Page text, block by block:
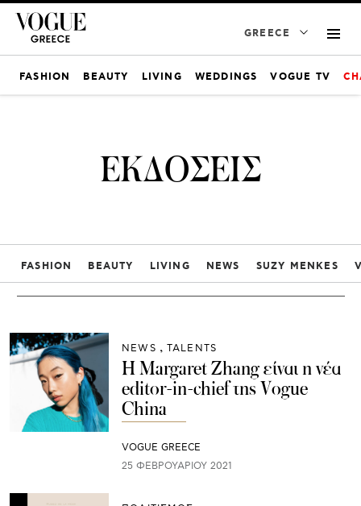
GREECE
FASHION BEAUTY LIVING WEDDINGS VOGUE TV
ΕΚΔΟΣΕΙΣ
FASHION BEAUTY LIVING NEWS SUZY MENKES
NEWS TALENTS
Η Margaret Zhang είναι η νέα
editor-in-chief της Vogue
China
VOGUE GREECE
25 ΦΕΒΡΟΥΑΡΊΟΥ 2021